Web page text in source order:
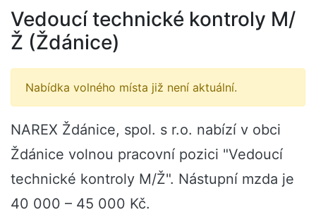
Vedoucí technické kontroly M/
Ž (Ždánice)
Nabídka volného místa již není aktuální.
NAREX Ždánice, spol. s r.o. nabízí v obci
Ždánice volnou pracovní pozici "Vedoucí
technické kontroly M/Ž". Nástupní mzda je
40 000 – 45 000 Kč.